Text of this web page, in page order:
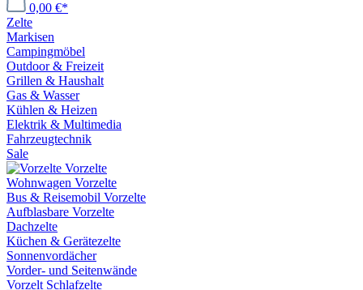
0,00 €*
Zelte
Markisen
Campingmöbel
Outdoor & Freizeit
Grillen & Haushalt
Gas & Wasser
Kühlen & Heizen
Elektrik & Multimedia
Fahrzeugtechnik
Sale
Vorzelte
Wohnwagen Vorzelte
Bus & Reisemobil Vorzelte
Aufblasbare Vorzelte
Dachzelte
Küchen & Gerätezelte
Sonnenvordächer
Vorder- und Seitenwände
Vorzelt Schlafzelte